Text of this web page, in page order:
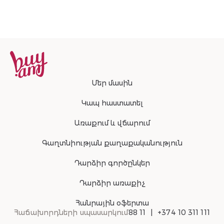
Մեր մասին
Կապ հաստատել
Առաքում և վճարում
Գաղտնիության քաղաքականություն
Դարձիր գործընկեր
Դարձիր առաքիչ
Հանրային օֆերտա
Հաճախորդների սպասարկում88 11 +374 10 311 111